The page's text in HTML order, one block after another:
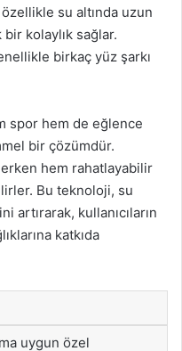
su altında uzun
kolaylık sağlar.
birkaç yüz şarkı
spor hem de eğlence
bir çözümdür.
hem rahatlayabilir
Bu teknoloji, su
artırarak, kullanıcıların
katkıda
uygun özel